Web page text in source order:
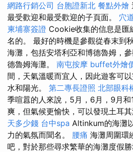
網路行銷公司 台胞證新北 餐點外燴
最受歡迎和最受歡迎的子頁面。 穴
柬埔寨簽證 Cookie收集的信息是匯
名的。 最好的時機是參觀從春末到
海灘，包括安塔利亞和博德魯姆，
德魯姆海灘。 南屯按摩 buffet外燴
間，天氣溫暖而宜人，因此遊客可
水和陽光。 第二專長證照 北部眼科
季喧囂的人來說，5月，6月，9月
爽，但氣候更愉快，可以發現土耳其
天多少錢 台中spa Altinkum的海灘
力的氣氛而聞名。 腰痛 海灘周圍環
吧，對於那些尋求繁華的海灘度假